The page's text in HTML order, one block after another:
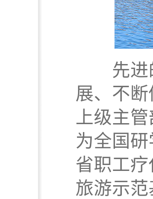
先进的
展、不
上级主
为全国
省职工
旅游示